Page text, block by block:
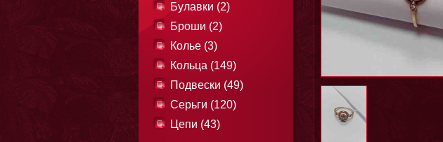
Булавки (2)
Броши (2)
Колье (3)
Кольца (149)
Подвески (49)
Серьги (120)
Цепи (43)